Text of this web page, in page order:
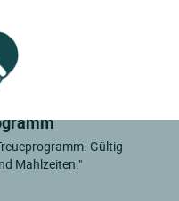
Gültig
Mahlzeiten."